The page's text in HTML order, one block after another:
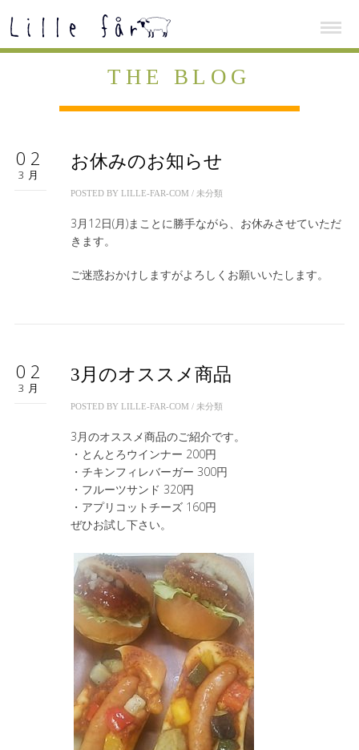
THE BLOG
02
3月
お休みのお知らせ
POSTED BY LILLE-FAR-COM / 未分類
3月12日(月)まことに勝手ながら、お休みさせていただ
きます。
ご迷惑おかけしますがよろしくお願いいたします。
02
3月
3月のオススメ商品
POSTED BY LILLE-FAR-COM / 未分類
3月のオススメ商品のご紹介です。
・とんとろウインナー 200円
・チキンフィレバーガー 300円
・フルーツサンド 320円
・アプリコットチーズ 160円
ぜひお試し下さい。